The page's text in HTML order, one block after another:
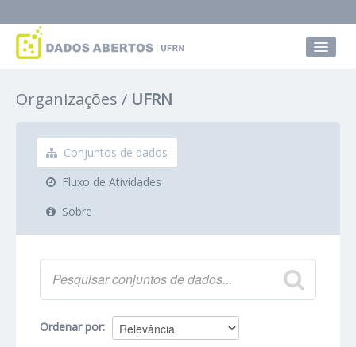
Grupos
Sobre
Organizações UFRN
Conjuntos de dados
Fluxo de Atividades
Sobre
Ordenar por